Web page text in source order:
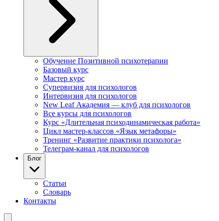
Обучение Позитивной психотерапии
Базовый курс
Мастер курс
Супервизия для психологов
Интервизия для психологов
New Leaf Академия — клуб для психологов
Все курсы для психологов
Курс «Длительная психодинамическая работа»
Цикл мастер-классов «Язык метафоры»
Тренинг «Развитие практики психолога»
Телеграм-канал для психологов
Блог
Статьи
Словарь
Контакты